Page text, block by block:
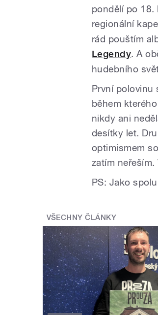
pondělí po 18.
regionální
rád pouštím
Legendy. A
hudebního
První polovinu
během
nikdy ani
desítky let.
optimismem
zatím
PS: Jako
VŠECHNY ČLÁNKY